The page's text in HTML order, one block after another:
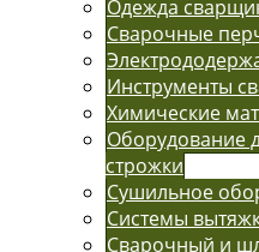
Одежда
Сварочные
Инструменты
Химические
Оборудование
строжки
Сушильное
Системы
Сварочный и